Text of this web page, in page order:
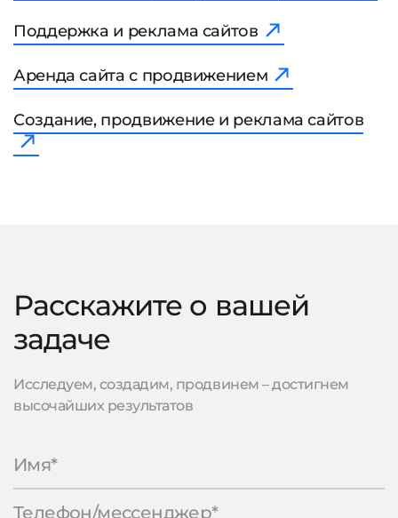
Поддержка и реклама сайтов
Аренда сайта с продвижением
Создание, продвижение и реклама сайтов
Расскажите о вашей
задаче
Исследуем, создадим, продвинем – достигнем
высочайших результатов